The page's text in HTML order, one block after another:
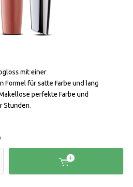
mit einer
Formel für satte Farbe und lang
perfekte Farbe und
Stunden.